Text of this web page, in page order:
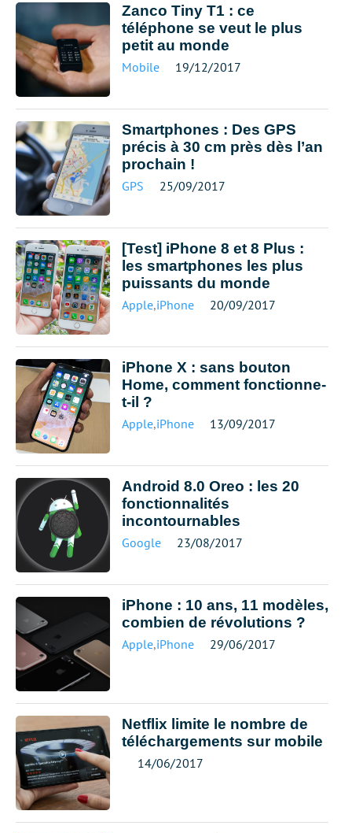
Zanco Tiny T1 : ce
téléphone se veut le plus
petit au monde
Mobile 19/12/2017
Smartphones : Des GPS
précis à 30 cm près dès l’an
prochain !
GPS 25/09/2017
[Test] iPhone 8 et 8 Plus :
les smartphones les plus
puissants du monde
Apple,iPhone 20/09/2017
iPhone X : sans bouton
Home, comment fonctionne-
t-il ?
Apple,iPhone 13/09/2017
Android 8.0 Oreo : les 20
fonctionnalités
incontournables
Google 23/08/2017
iPhone : 10 ans, 11 modèles,
combien de révolutions ?
Apple,iPhone 29/06/2017
Netflix limite le nombre de
téléchargements sur mobile
14/06/2017